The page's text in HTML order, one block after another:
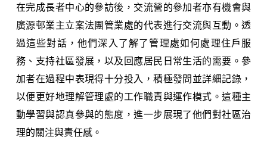
在完成長者中心的參訪後，交流營的參加者亦有機會與
廣源邨業主立案法團管業處的代表進行交流與互動。透
過這些對話，他們深入了解了管理處如何處理住戶服
務、支持社區發展，以及回應居民日常生活的需要。參
加者在過程中表現得十分投入，積極發問並詳細記錄，
以便更好地理解管理處的工作職責與運作模式。這種主
動學習與認真參與的態度，進一步展現了他們對社區治
理的關注與責任感。